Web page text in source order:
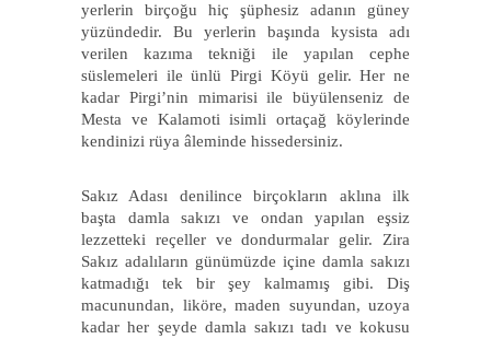
yerlerin birçoğu hiç şüphesiz adanın güney
yüzündedir. Bu yerlerin başında kysista adı
verilen kazıma tekniği ile yapılan cephe
süslemeleri ile ünlü Pirgi Köyü gelir. Her ne
kadar Pirgi’nin mimarisi ile büyülenseniz de
Mesta ve Kalamoti isimli ortaçağ köylerinde
kendinizi rüya âleminde hissedersiniz.
Sakız Adası denilince birçokların aklına ilk
başta damla sakızı ve ondan yapılan eşsiz
lezzetteki reçeller ve dondurmalar gelir. Zira
Sakız adalıların günümüzde içine damla sakızı
katmadığı tek bir şey kalmamış gibi. Diş
macunundan, liköre, maden suyundan, uzoya
kadar her şeyde damla sakızı tadı ve kokusu